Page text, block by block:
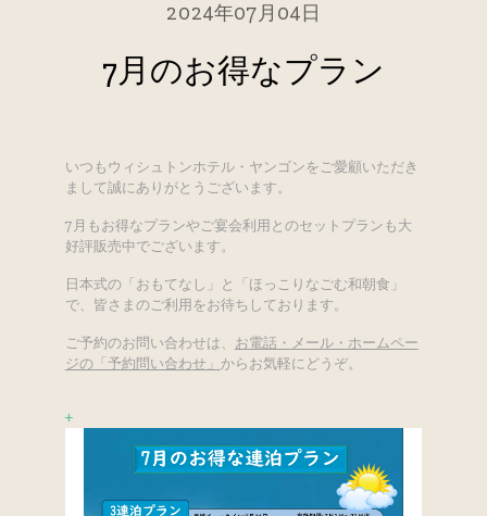
2024年07月04日
7月のお得なプラン
いつもウィシュトンホテル・ヤンゴンをご愛顧いただき
まして誠にありがとうございます。
7月もお得なプランやご宴会利用とのセットプランも大
好評販売中でございます。
日本式の「おもてなし」と「ほっこりなごむ和朝食」
で、皆さまのご利用をお待ちしております。
ご予約のお問い合わせは、 お電話・メール・ホームペー
ジの「予約問い合わせ」 からお気軽にどうぞ。
+